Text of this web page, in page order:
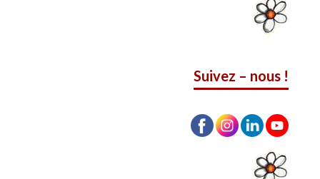
Suivez – nous !